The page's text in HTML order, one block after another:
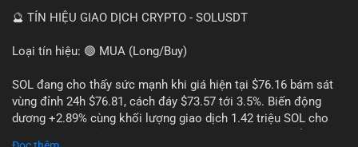
🔮 TÍN HIỆU GIAO DỊCH CRYPTO - SOLUSDT
Loại tín hiệu: 🟢 MUA (Long/Buy)
SOL đang cho thấy sức mạnh khi giá hiện tại $76.16 bám sát
vùng đỉnh 24h $76.81, cách đáy $73.57 tới 3.5%. Biến động
dương +2.89% cùng khối lượng giao dịch 1.42 triệu SOL cho